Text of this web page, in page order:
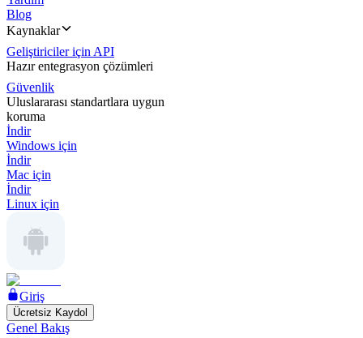
Blog
Kaynaklar
Geliştiriciler için API
Hazır entegrasyon çözümleri
Güvenlik
Uluslararası standartlara uygun
koruma
İndir
Windows için
İndir
Mac için
İndir
Linux için
Giriş
Ücretsiz Kaydol
Genel Bakış